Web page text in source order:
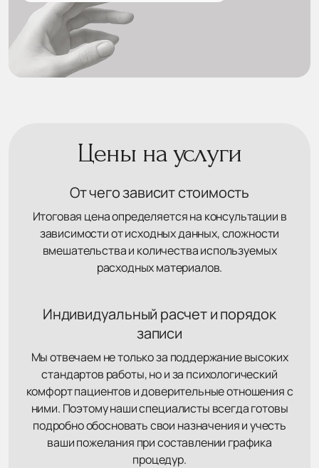
Цены на услуги
От чего зависит стоимость
Итоговая цена определяется на консультации в
зависимости от исходных данных, сложности
вмешательства и количества используемых
расходных материалов.
Индивидуальный расчет и порядок
записи
Мы отвечаем не только за поддержание высоких
стандартов работы, но и за психологический
комфорт пациентов и доверительные отношения с
ними. Поэтому наши специалисты всегда готовы
подробно обосновать свои назначения и учесть
ваши пожелания при составлении графика
процедур.